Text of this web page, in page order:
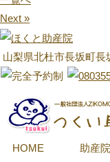
Next »
山梨県北杜市長坂町長
HOME 助産